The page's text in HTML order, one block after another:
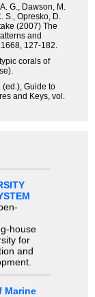
G., Dawson, M.
S., Opresko, D.
(2007) The
and
127-182.
corals of
(ed.), Guide to
and Keys, vol.
house
for
and
Marine